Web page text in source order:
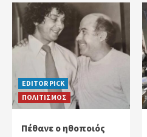
EDITOR PICK
ΠΟΛΙΤΙΣΜΟΣ
Πέθανε ο ηθοποιός